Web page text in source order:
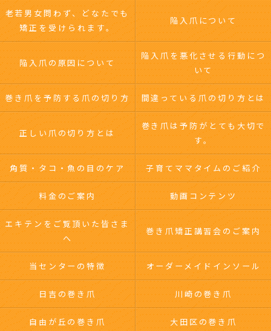
老若男女問わず、どなたでも
矯正を受けられます。
陥入爪について
陥入爪の原因について
陥入爪を悪化させる行動につ
いて
巻き爪を予防する爪の切り方 間違っている爪の切り方とは
正しい爪の切り方とは
巻き爪は予防がとても大切で
す。
角質・タコ・魚の目のケア 子育てママタイムのご紹介
料金のご案内 動画コンテンツ
エキテンをご覧頂いた皆さま
へ
巻き爪矯正講習会のご案内
当センターの特徴 オーダーメイドインソール
日吉の巻き爪 川崎の巻き爪
自由が丘の巻き爪 大田区の巻き爪